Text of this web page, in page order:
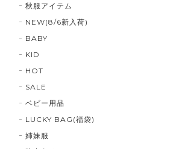
秋服アイテム
NEW(8/6新入荷)
BABY
KID
HOT
SALE
ベビー用品
LUCKY BAG(福袋)
姉妹服